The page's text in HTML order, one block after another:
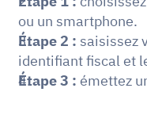
ou un smartphone.
Étape 2 : saisissez
identifiant fiscal et
Étape 3 : émettez